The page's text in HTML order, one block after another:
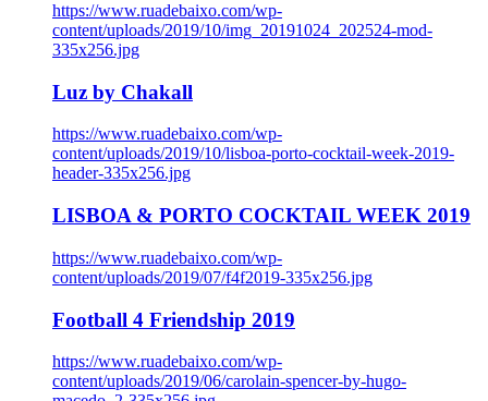
https://www.ruadebaixo.com/wp-
content/uploads/2019/10/img_20191024_202524-mod-
335x256.jpg
Luz by Chakall
https://www.ruadebaixo.com/wp-
content/uploads/2019/10/lisboa-porto-cocktail-week-2019-
header-335x256.jpg
LISBOA & PORTO COCKTAIL WEEK 2019
https://www.ruadebaixo.com/wp-
content/uploads/2019/07/f4f2019-335x256.jpg
Football 4 Friendship 2019
https://www.ruadebaixo.com/wp-
content/uploads/2019/06/carolain-spencer-by-hugo-